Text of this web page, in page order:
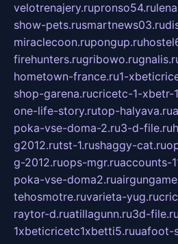
velotrenajery.rupronso54.ru
show-pets.rusmartnews03.ru
miraclecoon.rupongup.ru
firehunters.rugribowo.ru
hometown-france.ru1-
shop-garena.rucricetc-1-xbetr-
one-life-story.rutop-halyava.ru
poka-vse-doma-2.ru3-d-file.ru
g2012.rutst-1.rushaggy-cat.ru
g-2012.ruops-mgr.ruaccounts-
poka-vse-doma2.ru
tehosmotre.ruvarieta-yug.ru
raytor-d.ruatillagunn.ru3d-file.ru
1xbeticricetc1xbetti5.ruuafoot-